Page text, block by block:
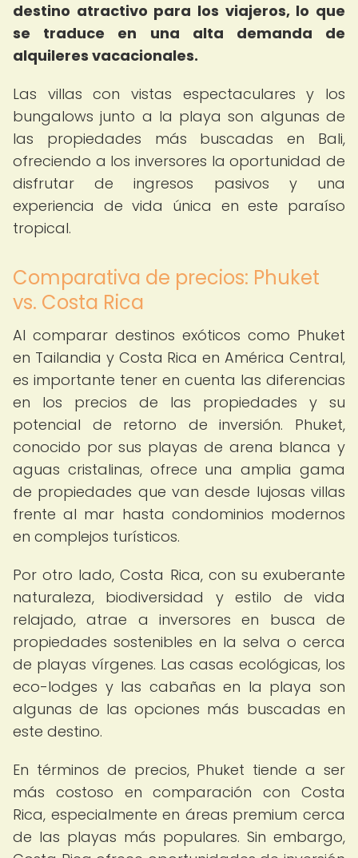
destino atractivo para los viajeros, lo que
se traduce en una alta demanda de
alquileres vacacionales.
Las villas con vistas espectaculares y los
bungalows junto a la playa son algunas de
las propiedades más buscadas en Bali,
ofreciendo a los inversores la oportunidad de
disfrutar de ingresos pasivos y una
experiencia de vida única en este paraíso
tropical.
Comparativa de precios: Phuket
vs. Costa Rica
Al comparar destinos exóticos como Phuket
en Tailandia y Costa Rica en América Central,
es importante tener en cuenta las diferencias
en los precios de las propiedades y su
potencial de retorno de inversión. Phuket,
conocido por sus playas de arena blanca y
aguas cristalinas, ofrece una amplia gama
de propiedades que van desde lujosas villas
frente al mar hasta condominios modernos
en complejos turísticos.
Por otro lado, Costa Rica, con su exuberante
naturaleza, biodiversidad y estilo de vida
relajado, atrae a inversores en busca de
propiedades sostenibles en la selva o cerca
de playas vírgenes. Las casas ecológicas, los
eco-lodges y las cabañas en la playa son
algunas de las opciones más buscadas en
este destino.
En términos de precios, Phuket tiende a ser
más costoso en comparación con Costa
Rica, especialmente en áreas premium cerca
de las playas más populares. Sin embargo,